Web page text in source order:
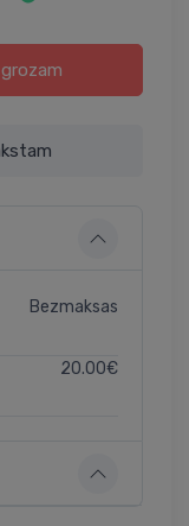
Bezmaksas
20.00€